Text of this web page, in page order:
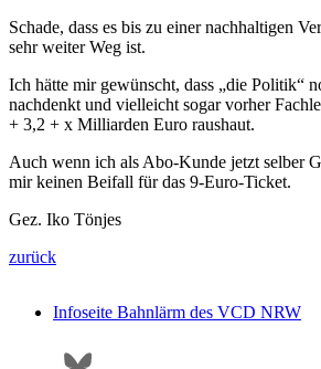
Schade, dass es bis zu einer nachhaltigen
sehr weiter Weg ist.
Ich hätte mir gewünscht, dass „die Politik“
nachdenkt und vielleicht sogar vorher
+ 3,2 + x Milliarden Euro raushaut.
Auch wenn ich als Abo-Kunde jetzt selber
mir keinen Beifall für das 9-Euro-Ticket.
Gez. Iko Tönjes
zurück
Infoseite Bahnlärm des VCD NRW